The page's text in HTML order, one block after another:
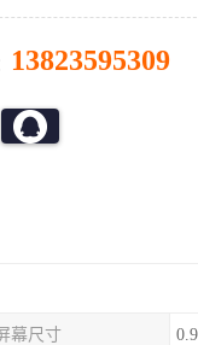
13823595309
幕尺寸